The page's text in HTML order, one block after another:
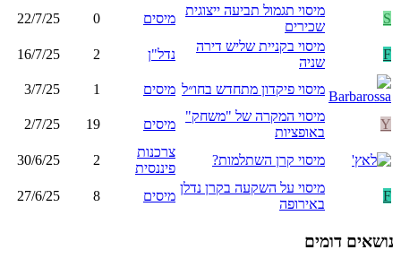
S
מיסוי תגמול תביעה ייצוגית
שכירים
מיסים 0
22/7/25
F
מיסוי בקניית שליש דירה
שניה
נדל"ן 2
16/7/25
מיסוי פיקדון מתחדש בחו״ל מיסים 1
3/7/25
Y
מיסוי המקרה של "משחק"
באופציות
מיסים 19
2/7/25
מיסוי קרן השתלמות?
צרכנות
פיננסית
2
30/6/25
F
מיסוי על השקעה בקרן נדלן
באירופה
מיסים 8
27/6/25
נושאים דומים